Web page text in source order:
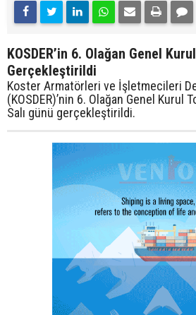
KOSDER’in 6. Olağan Genel
Gerçekleştirildi
Koster Armatörleri ve İşletmecileri
(KOSDER)’nin 6. Olağan Genel Kurul
Salı günü gerçekleştirildi.